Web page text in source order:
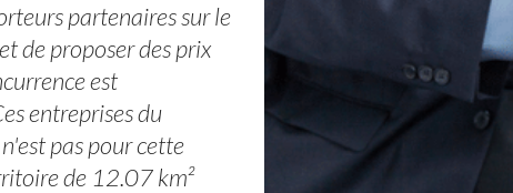
partenaires sur le
de proposer des prix
est
entreprises du
pas pour cette
de 12.07 km²